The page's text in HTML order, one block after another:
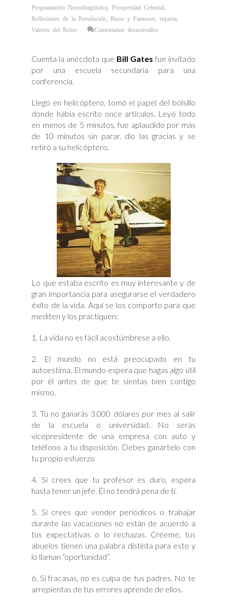
Programación Neurolingüística
Prosperidad Celestial
Reflexiones de la Revolución
Ricos y Famosos ,riqueza
Valores del Reino
Comentarios desactivados
Bill
Gates
que
No
Escuela.
Cuenta la anécdota que Bill Gates fue invitado
por una escuela secundaria para una
conferencia.
Llegó en helicóptero, tomó el papel del bolsillo
donde había escrito once artículos. Leyó todo
en menos de 5 minutos, fue aplaudido por más
de 10 minutos sin parar, dio las gracias y se
retiró a su helicóptero.
Lo que estaba escrito es muy interesante y de
gran importancia para asegurarse el verdadero
éxito de la vida. Aquí se los comparto para que
mediten y los practiquen:
1. La vida no es fácil acostúmbrese a ello.
2. El mundo no está preocupado en tu
autoestima. El mundo espera que hagas algo útil
por él antes de que te sientas bien contigo
mismo.
3. Tú no ganarás 3.000 dólares por mes al salir
de la escuela o universidad. No serás
vicepresidente de una empresa con auto y
teléfono a tu disposición. Debes ganártelo con
tu propio esfuerzo
4. Si crees que tu profesor es duro, espera
hasta tener un jefe. Él no tendrá pena de ti.
5. Si crees que vender periódicos o trabajar
durante las vacaciones no están de acuerdo a
tus expectativas o lo rechazas. Créeme, tus
abuelos tienen una palabra distinta para esto y
lo llaman “oportunidad”.
6. Si fracasas, no es culpa de tus padres. No te
arrepientas de tus errores aprende de ellos.